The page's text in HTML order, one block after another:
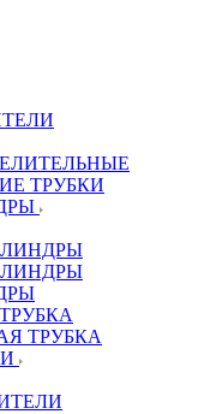
ТРУБКИ
ТРУБКА